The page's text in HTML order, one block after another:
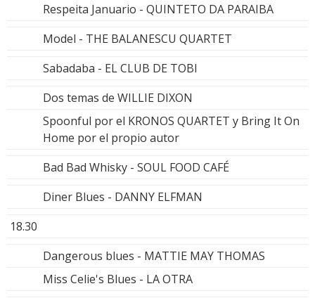
Respeita Januario - QUINTETO DA PARAIBA
Model - THE BALANESCU QUARTET
Sabadaba - EL CLUB DE TOBI
Dos temas de WILLIE DIXON
Spoonful por el KRONOS QUARTET y Bring It On
Home por el propio autor
Bad Bad Whisky - SOUL FOOD CAFÉ
Diner Blues - DANNY ELFMAN
18.30
Dangerous blues - MATTIE MAY THOMAS
Miss Celie's Blues - LA OTRA